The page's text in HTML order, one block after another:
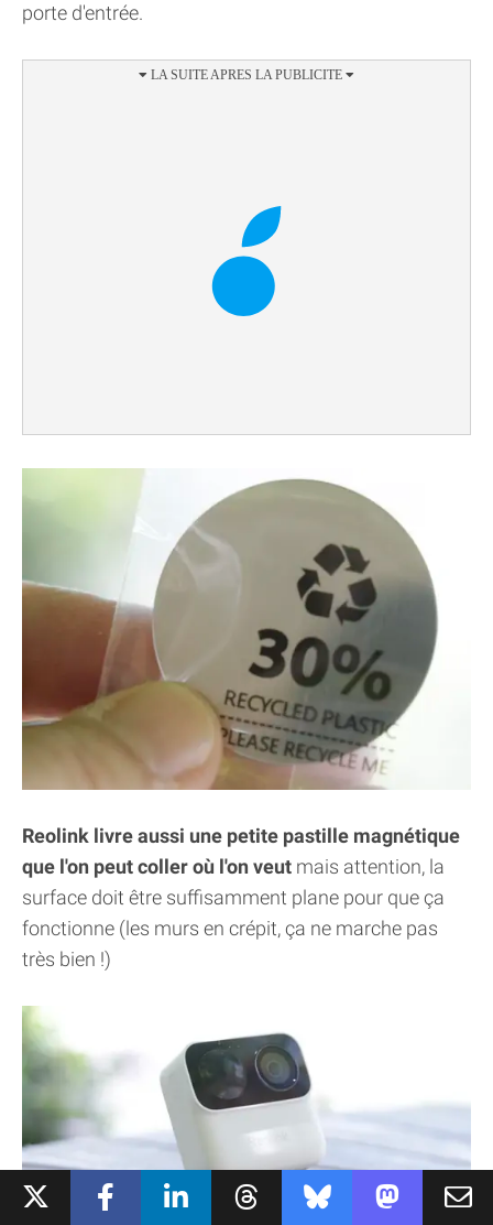
porte d'entrée.
Reolink livre aussi une petite pastille magnétique
que l'on peut coller où l'on veut mais attention, la
surface doit être suffisamment plane pour que ça
fonctionne (les murs en crépit, ça ne marche pas
très bien !)